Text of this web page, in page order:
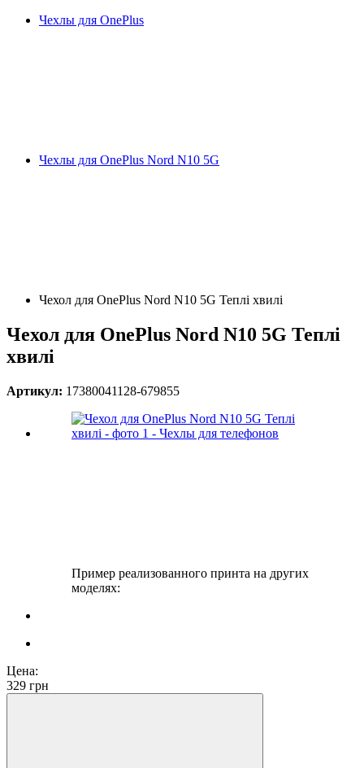
Чехлы для OnePlus
Чехлы для OnePlus Nord N10 5G
Чехол для OnePlus Nord N10 5G Теплі хвилі
Чехол для OnePlus Nord N10 5G Теплі
хвилі
Артикул: 17380041128-679855
Пример реализованного принта на других
моделях:
Цена:
329 грн